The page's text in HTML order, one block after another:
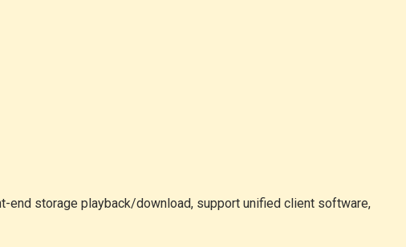
end storage playback/download, support unified client software,